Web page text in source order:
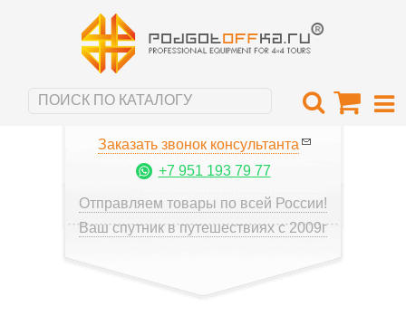
Заказать звонок консультанта
+7 951 193 79 77
Отправляем товары по всей России!
Ваш спутник в путешествиях с 2009г